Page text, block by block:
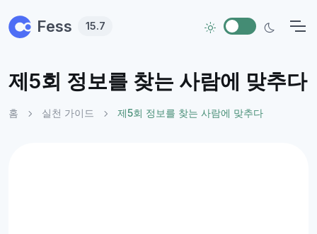
Fess 15.7
제5회 정보를 찾는 사람에 맞추다
홈 실천 가이드 제5회 정보를 찾는 사람에 맞추다